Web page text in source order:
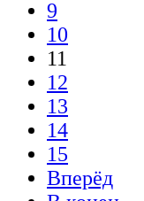
9
10
11
12
13
14
15
Вперёд